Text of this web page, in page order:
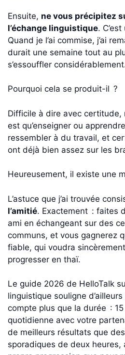
Ensuite, ne vous précipitez
l’échange linguistique.
Quand je l’ai commise, j’ai
durait une semaine tout au
s’essouffler
Pourquoi cela se produit-il ?
Difficile à dire avec certitude,
est qu’enseigner ou
ressembler à du travail, et
ont déjà bien assez sur les
Heureusement, il existe une
L’astuce que j’ai trouvée
l’amitié. Exactement : faites
ami en échangeant sur des
communs, et vous gagnerez
fiable, qui voudra
progresser en thaï.
Le guide 2026 de HelloTalk
linguistique souligne
compte plus que la durée :
quotidienne avec votre
de meilleurs résultats que
sporadiques de deux heures,